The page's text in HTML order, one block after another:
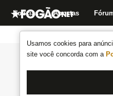
Usamos cookies para
site você concorda com a
Notícias Apostas